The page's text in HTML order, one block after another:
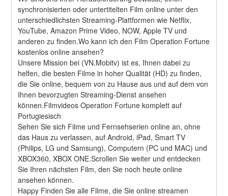
synchronisierten oder untertitelten Film online unter den
unterschiedlichsten Streaming-Plattformen wie Netflix,
YouTube, Amazon Prime Video, NOW, Apple TV und
anderen zu finden.Wo kann ich den Film Operation Fortune
kostenlos online ansehen?
Unsere Mission bei (VN.Mobitv) ist es, Ihnen dabei zu
helfen, die besten Filme in hoher Qualität (HD) zu finden,
die Sie online, bequem von zu Hause aus und auf dem von
Ihnen bevorzugten Streaming-Dienst ansehen
können.Filmvideos Operation Fortune komplett auf
Portugiesisch
Sehen Sie sich Filme und Fernsehserien online an, ohne
das Haus zu verlassen, auf Android, iPad, Smart TV
(Philips, LG und Samsung), Computern (PC und MAC) und
XBOX360, XBOX ONE.Scrollen Sie weiter und entdecken
Sie Ihren nächsten Film, den Sie noch heute online
ansehen können.
Happy Finden Sie alle Filme, die Sie online streamen